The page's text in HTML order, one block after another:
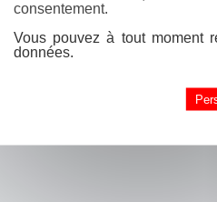
consentement.
Vous pouvez à tout moment
données.